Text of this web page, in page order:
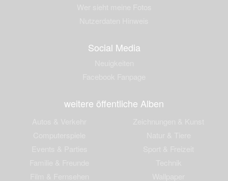
Social Media
weitere öffentliche Alben